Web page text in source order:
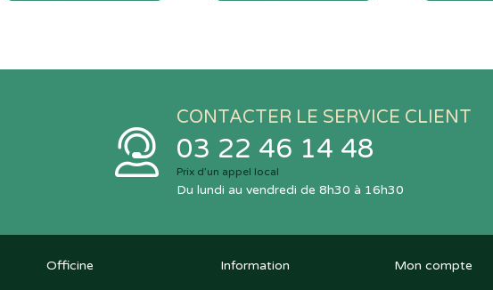
CONTACTER LE SERVICE CLIENT
03 22 46 14 48
Prix d’un appel local
Du lundi au vendredi de 8h30 à 16h30
Officine Information Mon compte